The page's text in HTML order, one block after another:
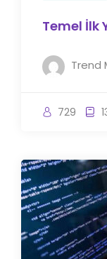
Temel İlk
Trend
729